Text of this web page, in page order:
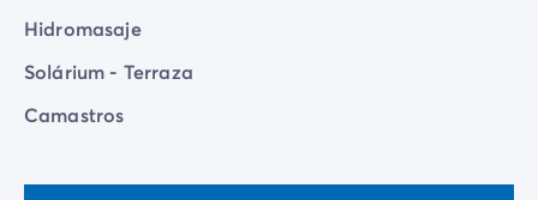
Hidromasaje
Solárium - Terraza
Camastros